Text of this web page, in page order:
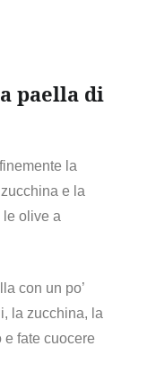
paella di
la
e la
le olive a
con un po’
la zucchina, la
fate cuocere